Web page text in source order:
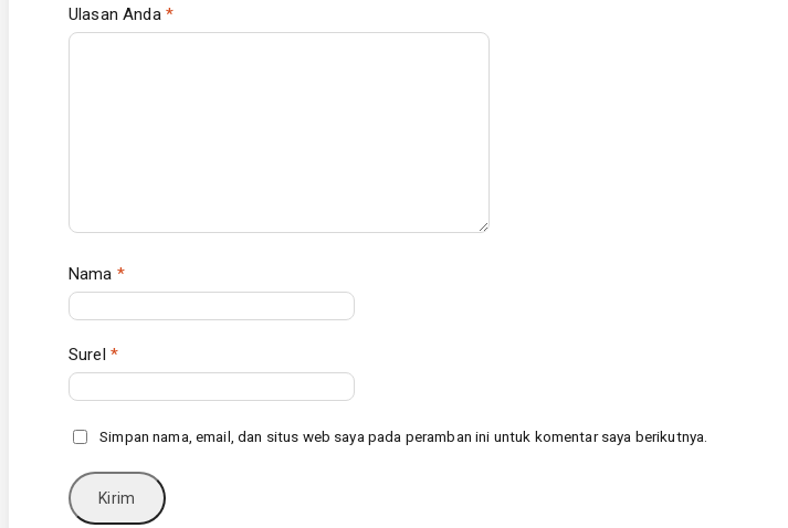
Ulasan Anda *
Nama *
Surel *
Simpan nama, email, dan situs web saya pada peramban ini untuk komentar saya berikutnya.